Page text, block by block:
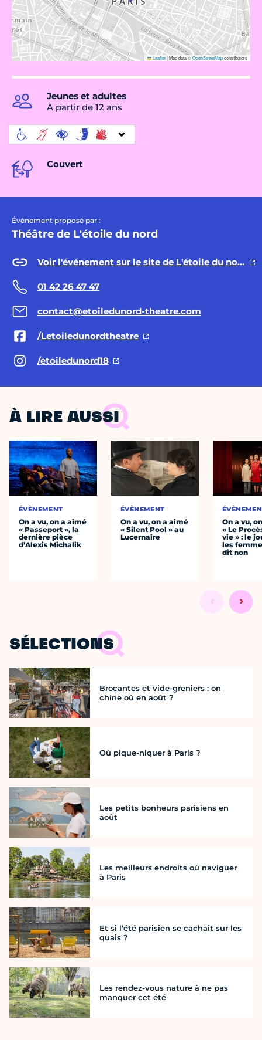
Leaflet|Map data ©OpenStreetMapcontributors
Jeunes et adultes
À partir de 12 ans
Couvert
Évènement proposé par :
Théâtre de L'étoile du nord
Voir l'événement sur le site de L'étoile du nord →
01 42 26 47 47
contact@etoiledunord-theatre.com
/Letoiledunordtheatre
/etoiledunord18
À LIRE AUSSI
ÉVÈNEMENT
On a vu, on a aimé
« Passeport », la
dernière pièce
d’Alexis Michalik
ÉVÈNEMENT
On a vu, on a aimé
« Silent Pool » au
Lucernaire
On a vu,
« Le
vie » : le
les
dit non
SÉLECTIONS
Brocantes et vide-greniers : on
chine où en août ?
Où pique-niquer à Paris ?
Les petits bonheurs parisiens en
août
Les meilleurs endroits où naviguer
à Paris
Et si l’été parisien se cachait sur les
quais ?
Les rendez-vous nature à ne pas
manquer cet été